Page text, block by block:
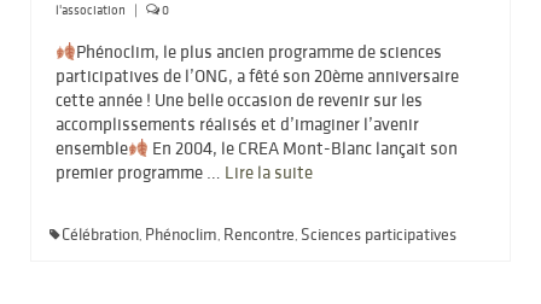
l'association
| 0
Phénoclim, le plus ancien programme de sciences
participatives de l’ONG, a fêté son 20ème anniversaire
cette année ! Une belle occasion de revenir sur les
accomplissements réalisés et d’imaginer l’avenir
ensemble
En 2004, le CREA Mont-Blanc lançait son
premier programme … Lire la suite­­
Célébration, Phénoclim, Rencontre, Sciences participatives